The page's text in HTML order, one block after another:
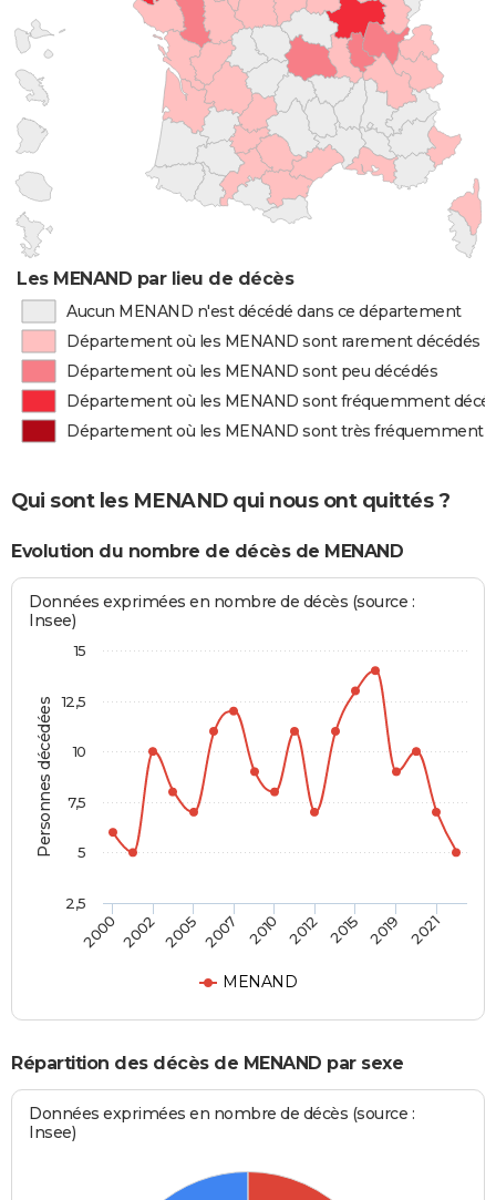
Les MENAND par lieu de décès
Aucun MENAND n'est décédé dans ce département
Département où les MENAND sont rarement décédés
Département où les MENAND sont peu décédés
Département où les MENAND sont fréquemment
Département où les MENAND sont très fréquemment
Qui sont les MENAND qui nous ont quittés ?
Evolution du nombre de décès de MENAND
Personnes décédées
Données exprimées en nombre de décès (source :
Insee)
MENAND
2000 2002 2005 2007 2010 2012 2015 2019 2021
2,5
5
7,5
10
12,5
15
Répartition des décès de MENAND par sexe
Données exprimées en nombre de décès (source :
Insee)